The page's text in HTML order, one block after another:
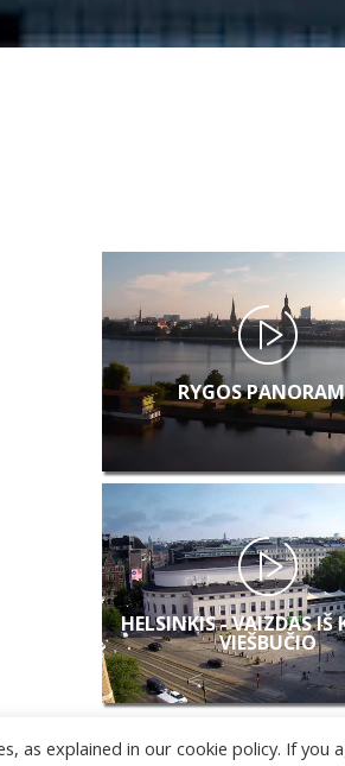
RYGOS
HELSINKIS - VAIZDAS IŠ
VIEŠBUČIO
as explained in our cookie policy. If